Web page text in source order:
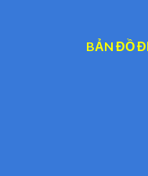
BẢN ĐỒ